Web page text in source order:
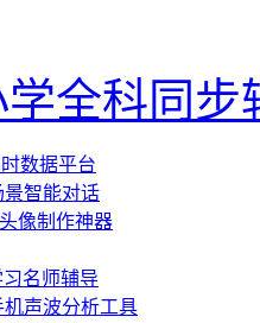
学全科同步
数据平台
智能对话
像制作神器
名师辅导
机声波分析工具